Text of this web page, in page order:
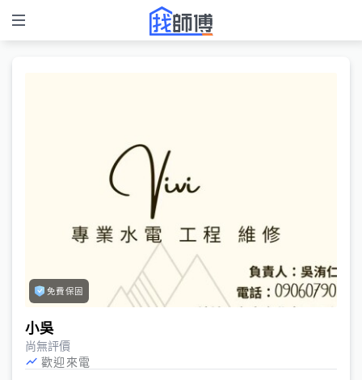
免費保固
小吳
尚無評價
歡迎來電